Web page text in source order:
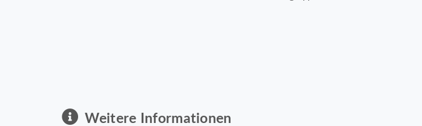
Weitere Informationen